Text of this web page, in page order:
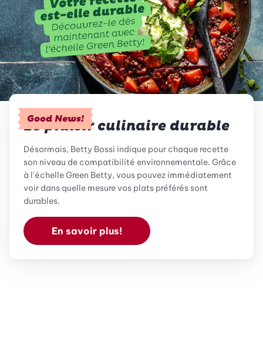
Good News!
Le plaisir culinaire durable
Désormais, Betty Bossi indique pour chaque recette
son niveau de compatibilité environnementale. Grâce
à l'échelle Green Betty, vous pouvez immédiatement
voir dans quelle mesure vos plats préférés sont
durables.
En savoir plus!